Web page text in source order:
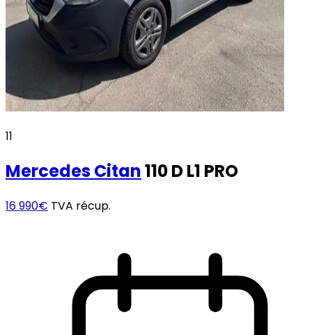
11
MercedesCitan110 D L1 PRO
16 990€ TVA récup.